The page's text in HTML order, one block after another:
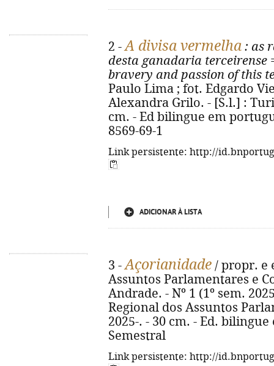
2 -A divisa vermelha : as
desta ganadaria terceirense
bravery and passion of this
Paulo Lima ; fot. Edgardo
Alexandra Grilo. - [S.l.] :
cm. - Ed bilingue em
8569-69-1
Link persistente: http://
ADICIONAR À LISTA
3 -Açorianidade / propr. e
Assuntos Parlamentares e
Andrade. - Nº 1 (1º sem.
Regional dos Assuntos
2025-. - 30 cm. - Ed.
Semestral
Link persistente: http://